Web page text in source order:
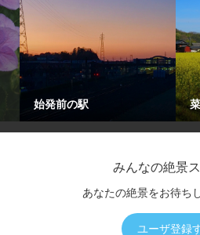
始発前の駅
みんなの絶景
あなたの絶景をお待ち
ユーザ登録